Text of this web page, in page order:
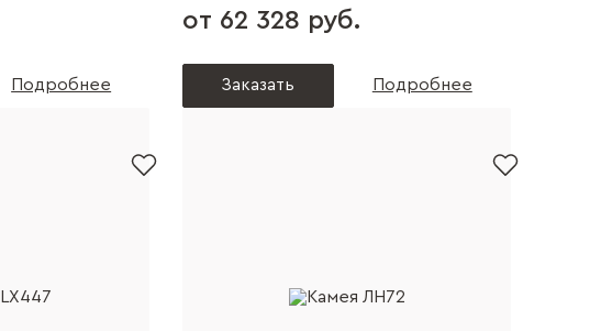
Подробнее
от 62 328 руб.
Заказать Подробнее